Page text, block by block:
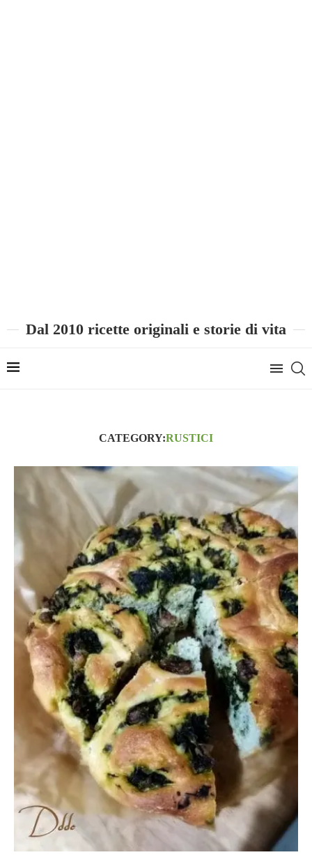
Dal 2010 ricette originali e storie di vita
CATEGORY:RUSTICI